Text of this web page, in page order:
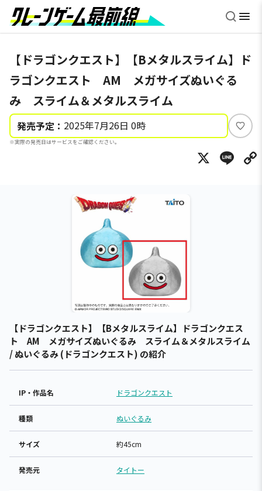
【ドラゴンクエスト】【Bメタルスライム】ド
ラゴンクエスト AM メガサイズぬいぐる
み スライム＆メタルスライム
発売予定： 2025年7月26日 0時
※実際の発売日はサービスをご確認ください。
い
ね
X
【ドラゴンクエスト】【Bメタルスライム】ドラゴンクエス
ト AM メガサイズぬいぐるみ スライム＆メタルスライム
/ ぬいぐるみ (ドラゴンクエスト) の紹介
IP・作品名 ドラゴンクエスト
種類 ぬいぐるみ
サイズ 約45cm
発売元 タイトー